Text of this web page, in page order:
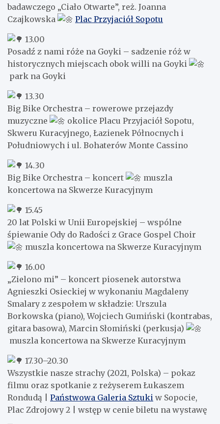
badawczego „Ciało Otwarte”, reż. Joanna
Czajkowska
Plac Przyjaciół Sopotu
13.00
Posadź z nami róże na Goyki – sadzenie róż w
historycznych miejscach obok willi na Goyki
park na Goyki
13.30
Big Bike Orchestra – rowerowe przejazdy
muzyczne
okolice Placu Przyjaciół Sopotu,
Skweru Kuracyjnego, Łazienek Północnych i
Południowych i ul. Bohaterów Monte Cassino
14.30
Big Bike Orchestra – koncert
muszla
koncertowa na Skwerze Kuracyjnym
15.45
20 lat Polski w Unii Europejskiej – wspólne
śpiewanie Ody do Radości z Grace Gospel Choir
muszla koncertowa na Skwerze Kuracyjnym
16.00
„Zielono mi” – koncert piosenek autorstwa
Agnieszki Osieckiej w wykonaniu Magdaleny
Smalary z zespołem w składzie: Urszula
Borkowska (piano), Wojciech Gumiński (kontrabas,
gitara basowa), Marcin Słomiński (perkusja)
muszla koncertowa na Skwerze Kuracyjnym
17.30–20.30
Wszystkie nasze strachy (2021, Polska) – pokaz
filmu oraz spotkanie z reżyserem Łukaszem
Rondudą | Państwowa Galeria Sztuki w Sopocie,
Plac Zdrojowy 2 | wstęp w cenie biletu na wystawę